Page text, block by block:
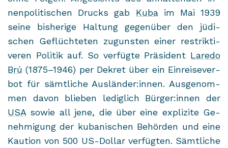
nen­po­li­ti­schen Drucks gab Kubaim Mai 1939
seine bis­he­ri­ge Hal­tung ge­gen­über den jü­di­
schen Ge­flüch­te­ten zu­guns­ten einer re­strik­ti­
ve­ren Po­li­tik auf. So ver­füg­te Prä­si­dent La­re­do
Brú (1875–1946) per De­kret über ein Ein­rei­se­ver­
bot für sämt­li­che Aus­län­der:innen. Aus­ge­nom­
men davon blie­ben le­dig­lich Bür­ger:innen der
USA sowie all jene, die über eine ex­pli­zi­te Ge­
neh­mi­gung der ku­ba­ni­schen Be­hör­den und eine
Kau­ti­on von 500 US-​Dollar ver­füg­ten. Sämt­li­che